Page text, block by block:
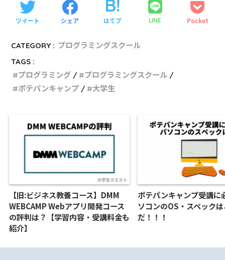
ツイート シェア はてブ LINE Pocket
CATEGORY : プログラミングスクール
TAGS :
プログラミング
プログラミングスクール
ポテパンキャンプ
大学生
【旧:ビジネス教養コース】DMM
WEBCAMP Webアプリ開発コース
の評判は？【学習内容・受講料金も
紹介】
ポテパンキャンプ受講に
ソコンのOS・スペック
だ！！！